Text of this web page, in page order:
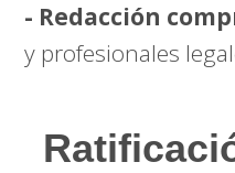
- Redacción
y profesionales